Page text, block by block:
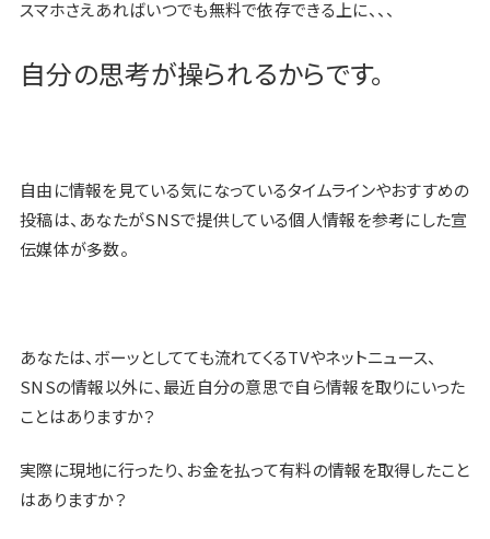
スマホさえあればいつでも無料で依存できる上に、、、
自分の思考が操られるからです。
自由に情報を見ている気になっているタイムラインやおすすめの
投稿は、あなたがSNSで提供している個人情報を参考にした宣
伝媒体が多数。
あなたは、ボーッとしてても流れてくるTVやネットニュース、
SNSの情報以外に、最近自分の意思で自ら情報を取りにいった
ことはありますか？
実際に現地に行ったり、お金を払って有料の情報を取得したこと
はありますか？